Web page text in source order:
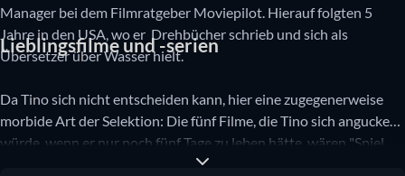
Manager bei dem Filmratgeber Moviepilot. Hierauf folgten 5
Jahre in den USA, wo er Drehbücher schrieb und sich als
Übersetzer über Wasser hielt.
Lieblingsfilme und -serien
Da Tino sich nicht entscheiden kann, hier eine zugegenerweise
morbide Art der Selektion: Die fünf Filme, die Tino sich angucken
würde, wenn er nur noch fünf Tage zu leben hätte, wären "Spiel
mir das Lied zum Tod", "Butch Cassidy and the Sundance Kid",